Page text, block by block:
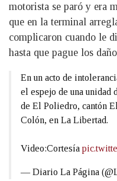
motorista se paró y era
que en la terminal
complicaron cuando le
hasta que pague los
En un acto de
el espejo de una unidad
de El Poliedro, cantón
Colón, en La Libertad.
Video:Cortesía
— Diario La Página